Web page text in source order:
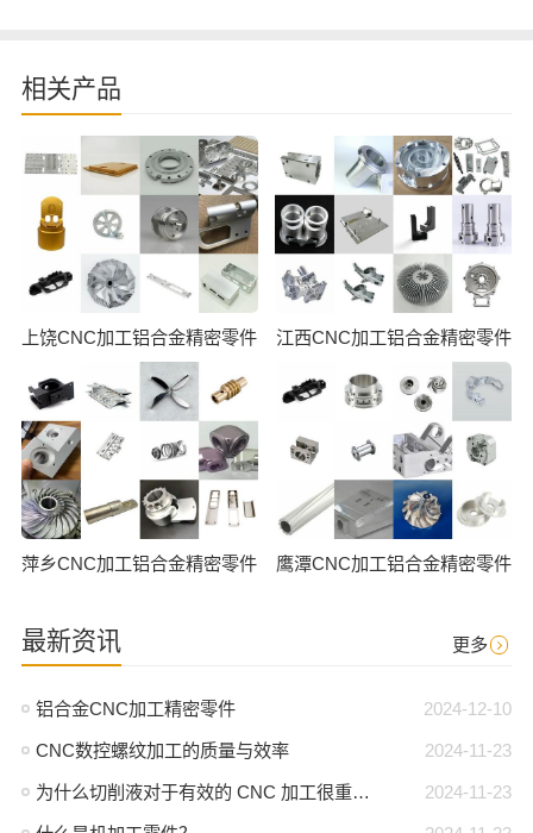
相关产品
上饶CNC加工铝合金精密零件 江西CNC加工铝合金精密零件
萍乡CNC加工铝合金精密零件 鹰潭CNC加工铝合金精密零件
最新资讯 更多
2024-12-10
铝合金CNC加工精密零件
2024-11-23
CNC数控螺纹加工的质量与效率
2024-11-23
为什么切削液对于有效的 CNC 加工很重要？